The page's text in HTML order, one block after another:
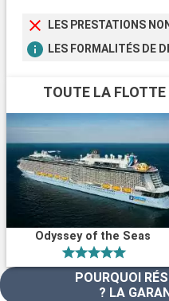
LES PRESTATIONS
LES FORMALITÉS DE
TOUTE LA FLOTTE
Odyssey of the Seas
POURQUOI
? LA